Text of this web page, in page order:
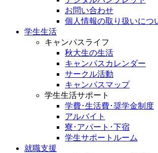
お問い合わせ
個人情報の取り扱いにつ
学生生活
キャンパスライフ
秋大生の生活
キャンパスカレンダー
サークル活動
キャンパスマップ
学生生活サポート
学費･生活費･奨学金制度
アルバイト
寮･アパート･下宿
学生サポートルーム
就職支援